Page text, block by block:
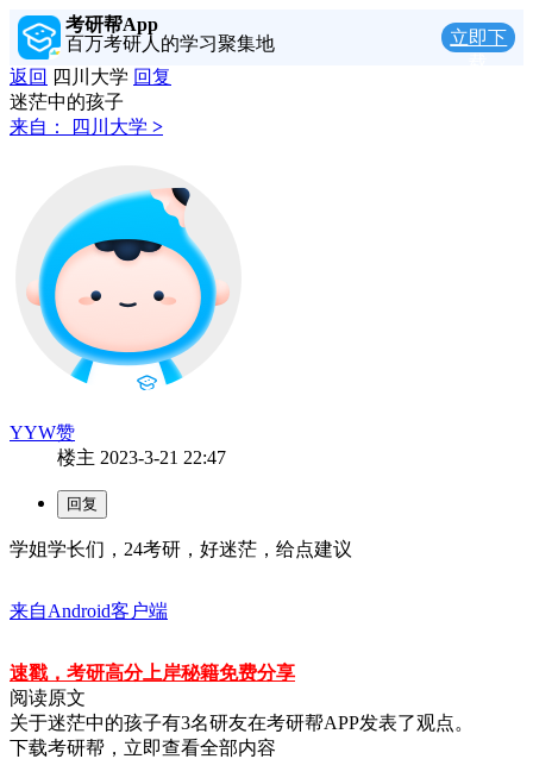
考研帮App
百万考研人的学习聚集地
立即下
返回 四川大学 回复
迷茫中的孩子
来自：
四川大学 >
YYW赞
楼主 2023-3-21 22:47
学姐学长们，24考研，好迷茫，给点建议
来自Android客户端
速戳，考研高分上岸秘籍免费分享
阅读原文
关于迷茫中的孩子有3名研友在考研帮APP发表了观点。
下载考研帮，立即查看全部内容